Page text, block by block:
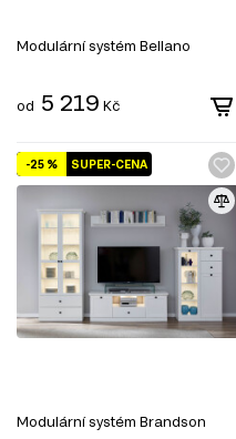
Modulární systém Bellano
od 5 219 Kč
SUPER-CENA
-25 %
Modulární systém Brandson